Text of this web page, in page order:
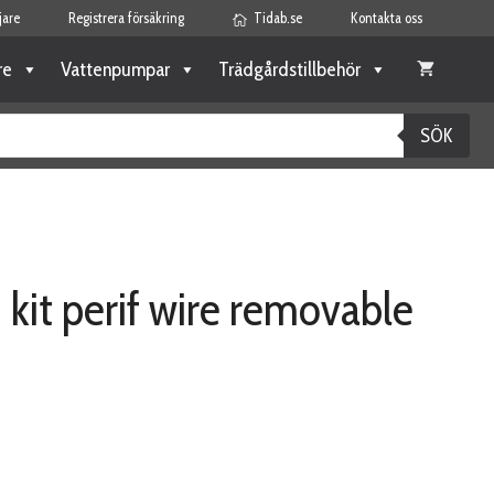
Registrera försäkring Tidab.se Kontakta oss
Vattenpumpar Trädgårdstillbehör
SÖK
perif wire removable